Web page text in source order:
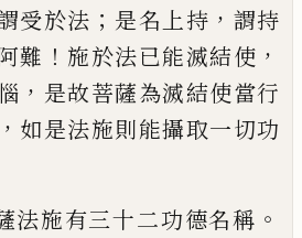
受於法 ； 是名上持 ， 謂持
難 ！ 施於法已能滅結使 ，
， 是故菩薩為滅結使當行
， 如是法施則能攝取一切功
法施有三十二功德名稱 。